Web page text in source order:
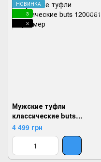
НОВИНКА
3
3
Мужские туфли
классические buts
1200061, Черный, 40,
2999860688429
4 499 грн